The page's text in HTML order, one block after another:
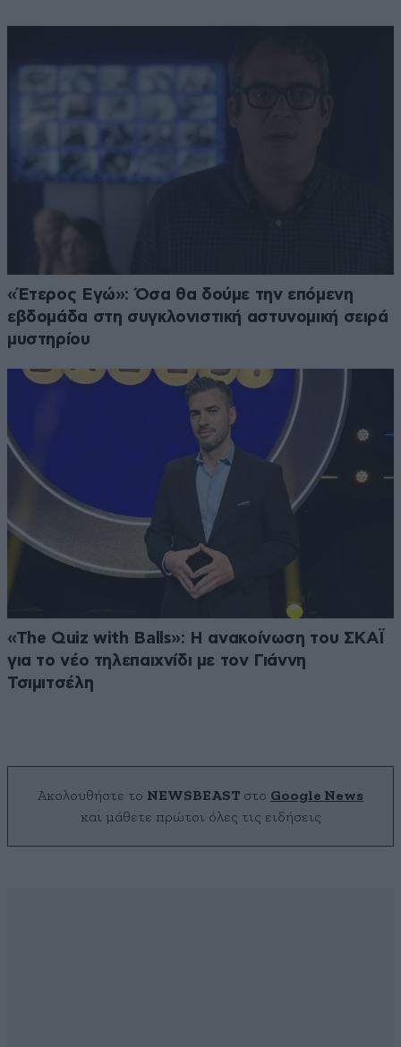
«Έτερος Εγώ»: Όσα θα δούμε την επόμενη
εβδομάδα στη συγκλονιστική αστυνομική σειρά
μυστηρίου
«The Quiz with Balls»: Η ανακοίνωση του ΣΚΑΪ
για το νέο τηλεπαιχνίδι με τον Γιάννη
Τσιμιτσέλη
Ακολουθήστε το NEWSBEAST στο Google News
και μάθετε πρώτοι όλες τις ειδήσεις